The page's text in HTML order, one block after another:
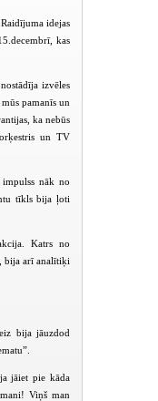
idejas
kas
izvēles
pamanīs un
ka nebūs
un TV
impulss nāk no
tīkls bija ļoti
Katrs no
bija arī analītiķi
bija jāuzdod
jāiet pie kāda
Viņš man